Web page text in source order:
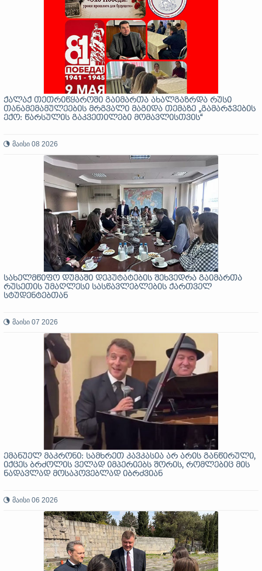
ქალაქ თეთრიწყაროში გაიმართა ახალგაზრდა რუსი
თანამემამულეების მრგვალი მაგიდა თემაზე „გამარჯვების
ექო: წარსულის გაკვეთილები მომავლისთვის“
მაისი 08 2026
სახელმწიფო დუმაში დეპუტატების შეხვედრა გაიმართა
რუსეთის უმაღლესი სასწავლებლების ქართველ
სტუდენტებთან
მაისი 07 2026
ემანუელ მაკრონი: სამხრეთ კავკასია არ არის განწირული,
იქცეს ბრძოლის ველად იმპერიებს შორის, რომლებიც მის
ნადავლად მოსაპოვებლად იბრძვიან
მაისი 06 2026